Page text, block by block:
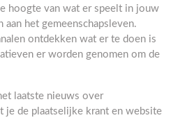
hoogte van wat er speelt in jouw
het gemeenschapsleven.
ontdekken wat er te doen is
er worden genomen om de
laatste nieuws over
je de plaatselijke krant en website